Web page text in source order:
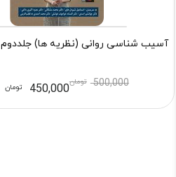
آسیب شناسی روانی (نظریه ها)
500,000 تومان450,000 تومان